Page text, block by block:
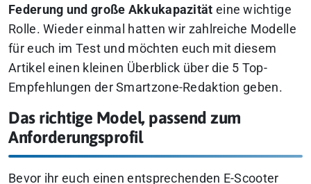
Federung und große Akkukapazität eine wichtige
Rolle. Wieder einmal hatten wir zahlreiche Modelle
für euch im Test und möchten euch mit diesem
Artikel einen kleinen Überblick über die 5 Top-
Empfehlungen der Smartzone-Redaktion geben.
Das richtige Model, passend zum
Anforderungsprofil
Bevor ihr euch einen entsprechenden E-Scooter